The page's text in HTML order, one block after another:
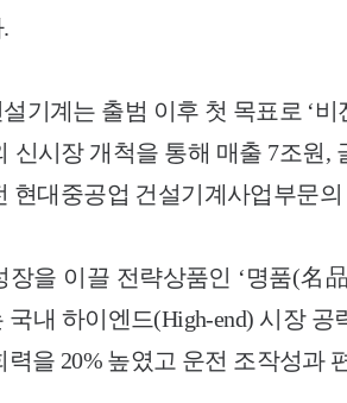
기계는 출범 이후 첫 목표로 ‘비
신시장 개척을 통해 매출 7조원,
현대중공업 건설기계사업부문
장을 이끌 전략상품인 ‘명품(名
국내 하이엔드(High-end) 시장
력을 20% 높였고 운전 조작성과